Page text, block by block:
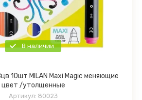
В наличии
10шт MILAN Maxi Magic меняющие
цвет /утолщенные
Артикул: 80023